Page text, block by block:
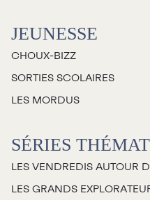
espaces
Loggias
Nous
JEUNESSE
CHOUX-BIZZ
SORTIES SCOLAIRES
LES MORDUS
SÉRIES
LES VENDREDIS AUTOUR
LES GRANDS